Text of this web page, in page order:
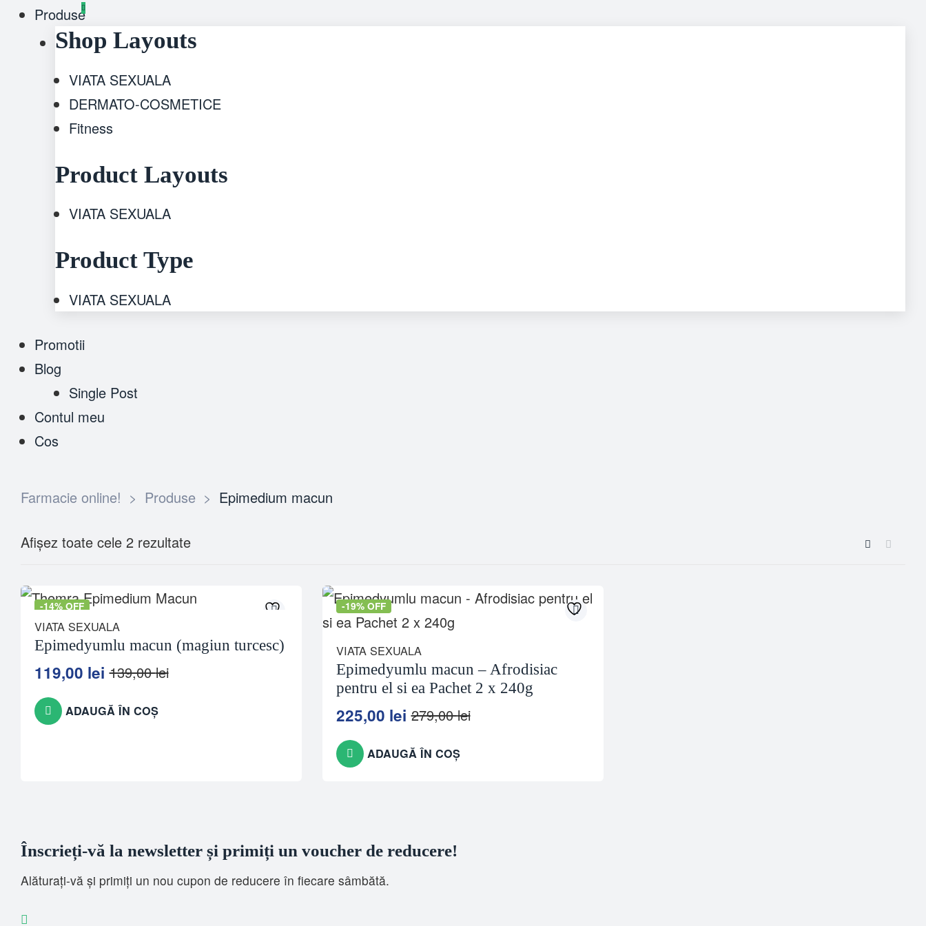
Produse
Shop Layouts
VIATA SEXUALA
DERMATO-COSMETICE
Fitness
Product Layouts
VIATA SEXUALA
Product Type
VIATA SEXUALA
Promotii
Blog
Single Post
Contul meu
Cos
Farmacie online! > Produse > Epimedium macun
Afișez toate cele 2 rezultate
-14% OFF
VIATA SEXUALA
Epimedyumlu macun (magiun turcesc)
139,00lei
Prețul
a
fost:
119,00 lei
Prețul
este:
119,00 lei.ADAUGĂ ÎN COȘ
-19% OFF
VIATA SEXUALA
Epimedyumlu macun – Afrodisiac
pentru el si ea Pachet 2 x 240g
279,00lei
Prețul
a
fost:
225,00 lei
Prețul
este:
225,00 lei.ADAUGĂ ÎN COȘ
Înscrieți-vă la newsletter și primiți un voucher de reducere!
Alăturați-vă și primiți un nou cupon de reducere în fiecare sâmbătă.